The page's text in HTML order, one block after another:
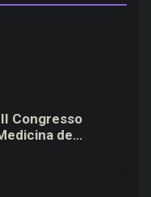
Congresso
de
na Fiocruz